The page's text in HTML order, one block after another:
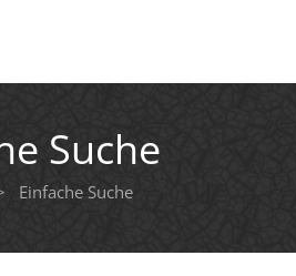
Suche
Einfache Suche